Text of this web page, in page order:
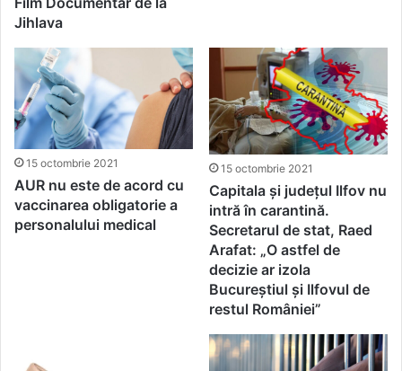
Jihlava
15 octombrie 2021
AUR nu este de acord cu
vaccinarea obligatorie a
personalului medical
15 octombrie 2021
Capitala și județul Ilfov nu
intră în carantină.
Secretarul de stat, Raed
Arafat: „O astfel de
decizie ar izola
Bucureștiul și Ilfovul de
restul României”